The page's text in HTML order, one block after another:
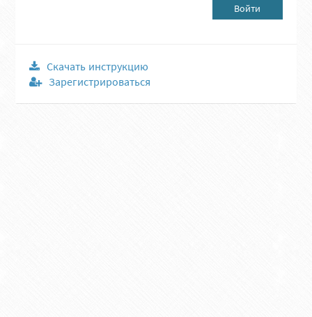
Войти
Скачать инструкцию
Зарегистрироваться